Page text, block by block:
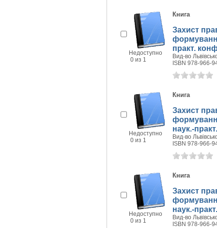
Недоступно
0 из 1
Книга
Захист
практ.
Вид-во
ISBN 978-966-
Недоступно
0 из 1
Книга
Захист
наук.-
Вид-во
ISBN 978-966-
Недоступно
0 из 1
Книга
Захист
наук.-
Вид-во
ISBN 978-966-